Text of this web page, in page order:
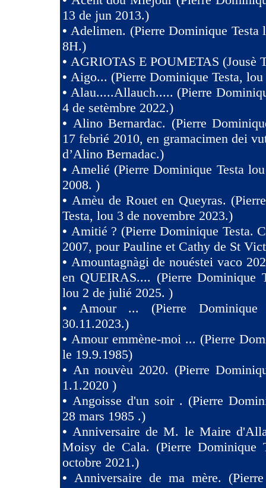
13 de jun 2013.)
•Adelimen. (Pierre Dominique Testa
8H.)
• AGRIOTAS E POUMETAS (Jousè
• Aigo... (Pierre Dominique Testa, lou
•Alau.....Allauch..... (Pierre
4 de setèmbre 2022.)
• Alino Bernardac. (Pierre
17 febrié 2010, en gramacimen dei
d’Alino Bernadac.)
•Amelié (Pierre Dominique Testa
2008. )
• Amèu de Rouet en Queyras.
Testa, lou 3 de novembre 2023.)
• Amitié ? (Pierre Dominique Testa.
2007, pour Pauline et Cathy de St
• Amountagnàgi de nouéstei vaco
en QUEIRAS.... (Pierre Dominique
lou 2 de julié 2025. )
• Amour ... (Pierre Dominique
30.11.2023.)
• Amour emmène-moi ... (Pierre
le 19.9.1985)
• An nouvèu 2020. (Pierre
1.1.2020 )
• Angoisse d'un soir . (Pierre
28 mars 1985 .)
•Anniversaire de M. le Maire
Moisy de Cala. (Pierre Dominique
octobre 2021.)
• Anniversaire de ma mère.